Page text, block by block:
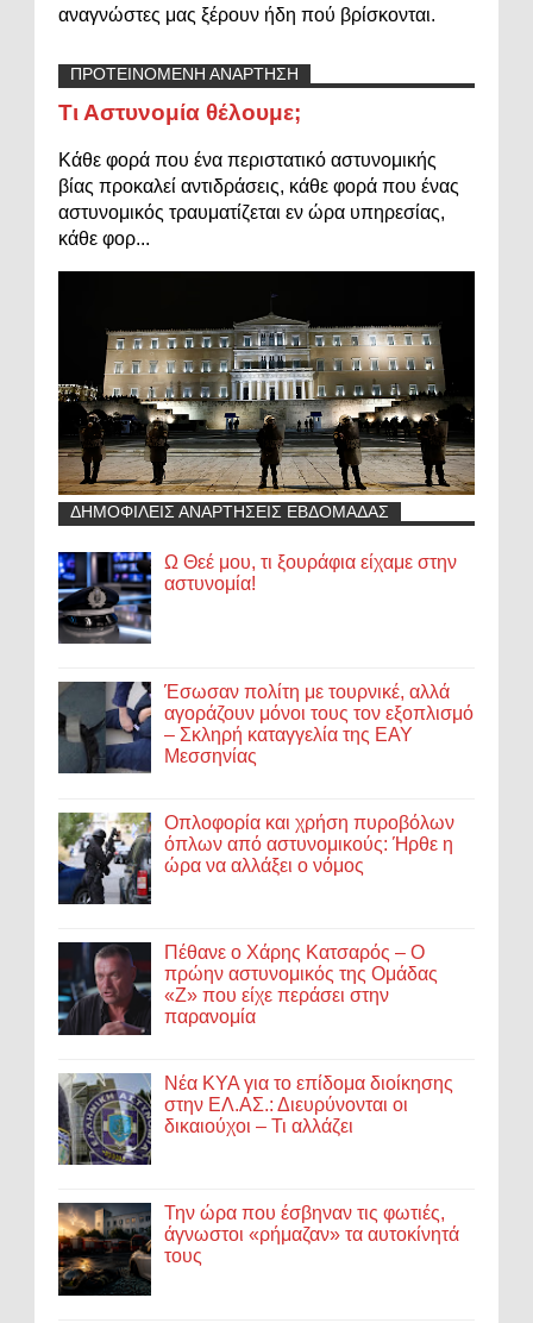
αναγνώστες μας ξέρουν ήδη πού βρίσκονται.
ΠΡΟΤΕΙΝΟΜΕΝΗ ΑΝΑΡΤΗΣΗ
Τι Αστυνομία θέλουμε;
Κάθε φορά που ένα περιστατικό αστυνομικής
βίας προκαλεί αντιδράσεις, κάθε φορά που ένας
αστυνομικός τραυματίζεται εν ώρα υπηρεσίας,
κάθε φορ...
ΔΗΜΟΦΙΛΕΙΣ ΑΝΑΡΤΗΣΕΙΣ ΕΒΔΟΜΑΔΑΣ
Ω Θεέ μου, τι ξουράφια είχαμε στην
αστυνομία!
Έσωσαν πολίτη με τουρνικέ, αλλά
αγοράζουν μόνοι τους τον εξοπλισμό
– Σκληρή καταγγελία της ΕΑΥ
Μεσσηνίας
Οπλοφορία και χρήση πυροβόλων
όπλων από αστυνομικούς: Ήρθε η
ώρα να αλλάξει ο νόμος
Πέθανε ο Χάρης Κατσαρός – Ο
πρώην αστυνομικός της Ομάδας
«Ζ» που είχε περάσει στην
παρανομία
Νέα ΚΥΑ για το επίδομα διοίκησης
στην ΕΛ.ΑΣ.: Διευρύνονται οι
δικαιούχοι – Τι αλλάζει
Την ώρα που έσβηναν τις φωτιές,
άγνωστοι «ρήμαζαν» τα αυτοκίνητά
τους